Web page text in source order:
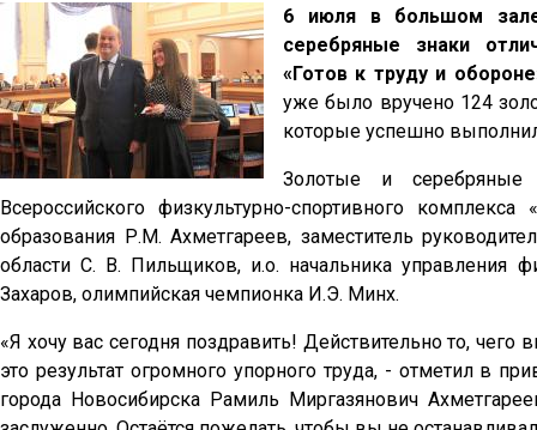
6 июля в большом зале
серебряные знаки
«Готов к труду и
уже было вручено 124
которые успешно
Золотые и серебряные
Всероссийского физкультурно-спортивного
образования Р.М. Ахметгареев, заместитель
области С. В. Пильщиков, и.о. начальника управления
Захаров, олимпийская чемпионка И.Э. Минх.
«Я хочу вас сегодня поздравить! Действительно то, чего
это результат огромного упорного труда, - отметил в
города Новосибирска Рамиль Миргазянович